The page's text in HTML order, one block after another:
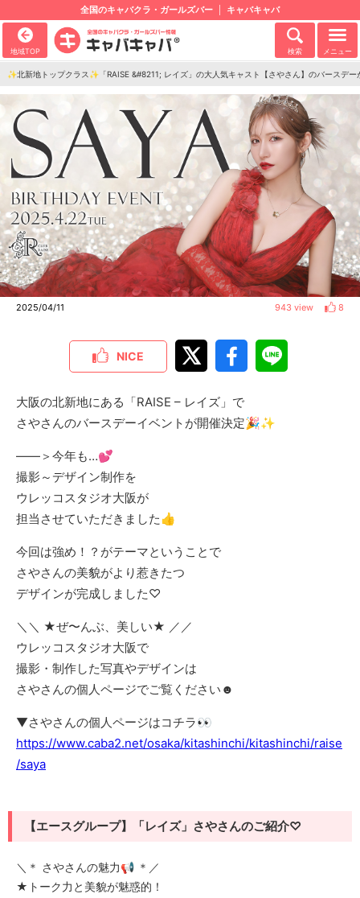
全国のキャバクラ・ガールズバー キャバキャバ
地域TOP 検索 メニュー
✨️北新地トップクラス✨️「RAISE &#8211; レイズ」の大人気キャスト【さやさん】のバースデ
2025/04/11 943 view 8
NICE
大阪の北新地にある「RAISE – レイズ」で
さやさんのバースデーイベントが開催決定🎉✨️
――＞今年も…💕
撮影～デザイン制作を
ウレッコスタジオ大阪が
担当させていただきました👍
今回は強め！？がテーマということで
さやさんの美貌がより惹きたつ
デザインが完成しました♡
＼＼ ★ぜ〜んぶ、美しい★ ／／
ウレッコスタジオ大阪で
撮影・制作した写真やデザインは
さやさんの個人ページでご覧ください☻
▼さやさんの個人ページはコチラ👀
https://www.caba2.net/osaka/kitashinchi/kitashinchi/raise
/saya
【エースグループ】「レイズ」さやさんのご紹介♡
＼＊ さやさんの魅力📢 ＊／
★トーク力と美貌が魅惑的！